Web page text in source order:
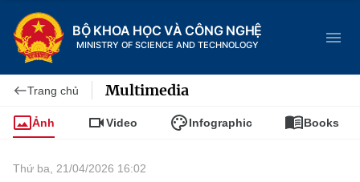
BỘ KHOA HỌC VÀ CÔNG NGHỆ
MINISTRY OF SCIENCE AND TECHNOLOGY
Trang chủ Multimedia
Ảnh Video Infographic Books
Thứ ba, 21/04/2026 16:02